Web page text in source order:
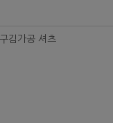
김가공 셔츠